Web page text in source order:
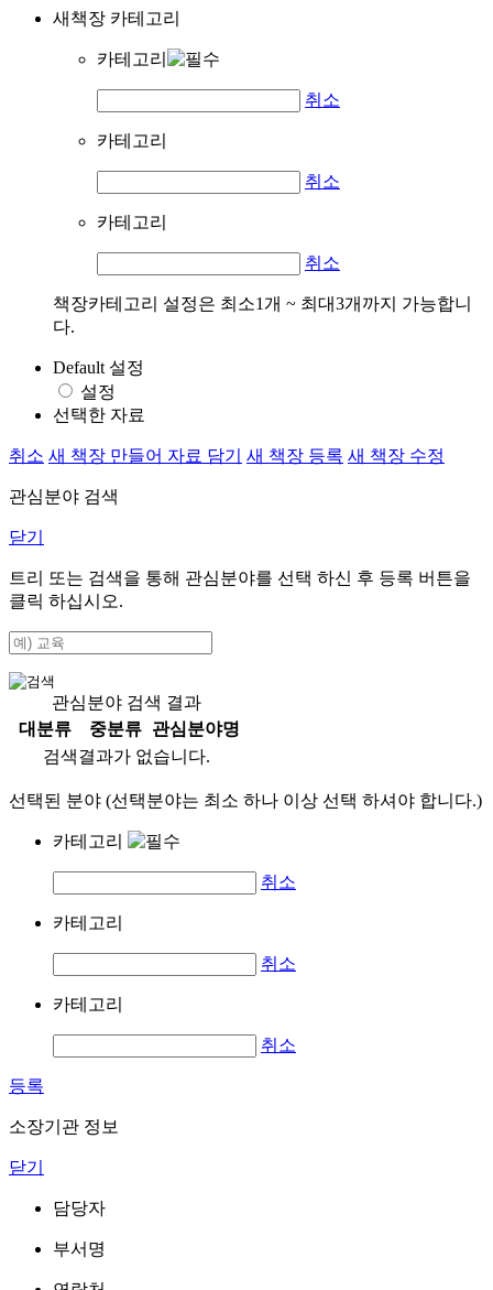
새책장 카테고리
카테고리
취소
카테고리
취소
카테고리
취소
책장카테고리 설정은 최소1개 ~ 최대3개까지 가능합니
다.
Default 설정
설정
선택한 자료
취소 새 책장 만들어 자료 담기 새 책장 등록 새 책장 수정
관심분야 검색
닫기
트리 또는 검색을 통해 관심분야를 선택 하신 후 등록 버튼을
클릭 하십시오.
관심분야 검색 결과
대분류
중분류
관심분야명
검색결과가 없습니다.
선택된 분야 (선택분야는 최소 하나 이상 선택 하셔야 합니다.)
카테고리
취소
카테고리
취소
카테고리
취소
등록
소장기관 정보
닫기
담당자
부서명